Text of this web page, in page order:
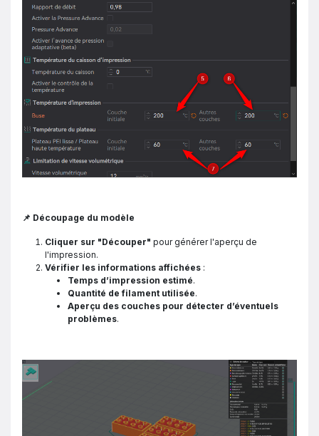
📌 Découpage du modèle
Cliquer sur "Découper" pour générer l'aperçu de
l'impression.
Vérifier les informations affichées :
Temps d’impression estimé.
Quantité de filament utilisée.
Aperçu des couches pour détecter d’éventuels
problèmes.